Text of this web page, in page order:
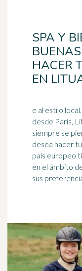
SPA Y
HACER
EN
e al estilo
desde París,
siempre se
desea hacer
país europeo
en el ámbito de
sus